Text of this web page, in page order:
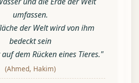
umfassen.
der Welt wird von ihm
bedeckt sein
dem Rücken eines Tieres."
(Ahmed, Hakim)